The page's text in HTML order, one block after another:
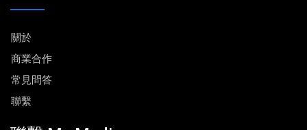
關於
商業合作
常見問答
聯繫